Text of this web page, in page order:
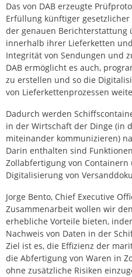
Das von DAB erzeugte
Erfüllung künftiger
der genauen Berichterstattung
innerhalb ihrer Lieferketten
Integrität von Sendungen und
DAB ermöglicht es auch,
zu erstellen und so die
von Lieferkettenprozessen
Dadurch werden
in der Wirtschaft der Dinge (in
miteinander kommunizieren)
Darin enthalten sind
Zollabfertigung von
Digitalisierung von
Jorge Bento, Chief Executive
Zusammenarbeit wollen wir
erhebliche Vorteile bieten,
Nachweis von Daten in der
Ziel ist es, die Effizienz der
die Abfertigung von Waren in
ohne zusätzliche Risiken